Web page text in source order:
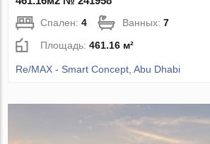
Спален:4 Ванных:7
Площадь:461.16 м²
Re/MAX - Smart Concept, Abu Dhabi